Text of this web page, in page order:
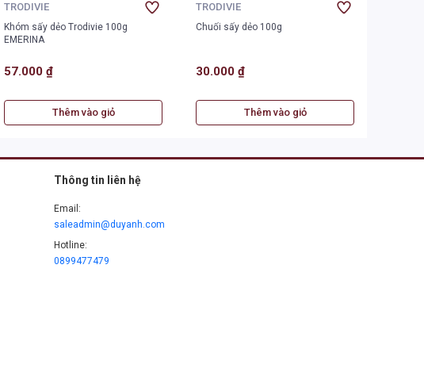
TRODIVIE
Khóm sấy dẻo Trodivie 100g
EMERINA
57.000 ₫
Thêm vào giỏ
TRODIVIE
Chuối sấy dẻo 100g
30.000 ₫
Thêm vào giỏ
Thông tin liên hệ
Email:
saleadmin@duyanh.com
Hotline:
0899477479